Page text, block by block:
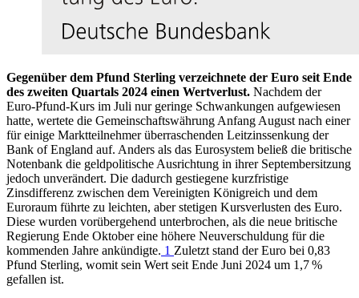
Gegenüber dem Pfund Sterling verzeichnete der Euro seit Ende
des zweiten Quartals 2024 einen Wertverlust. Nachdem der
Euro-Pfund-Kurs im Juli nur geringe Schwankungen aufgewiesen
hatte, wertete die Gemeinschaftswährung Anfang August nach einer
für einige Marktteilnehmer überraschenden Leitzinssenkung der
Bank of England auf. Anders als das Eurosystem beließ die britische
Notenbank die geldpolitische Ausrichtung in ihrer Septembersitzung
jedoch unverändert. Die dadurch gestiegene kurzfristige
Zinsdifferenz zwischen dem Vereinigten Königreich und dem
Euroraum führte zu leichten, aber stetigen Kursverlusten des Euro.
Diese wurden vorübergehend unterbrochen, als die neue britische
Regierung Ende Oktober eine höhere Neuverschuldung für die
kommenden Jahre ankündigte. 1 Zuletzt stand der Euro bei 0,83
Pfund Sterling, womit sein Wert seit Ende Juni 2024 um 1,7 %
gefallen ist.